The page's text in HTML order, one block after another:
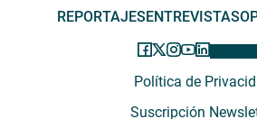
REPORTAJESENTREVISTAS
Política de
Suscripción